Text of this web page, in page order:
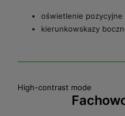
oświetlenie pozycyjne
kierunkowskazy
High-contrast mode